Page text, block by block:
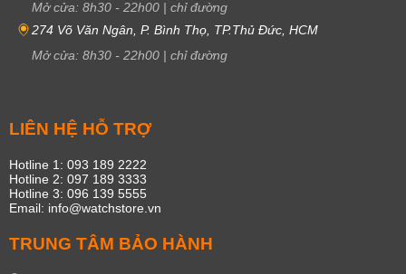
Mở cửa: 8h30 - 22h00 | chỉ đường
274 Võ Văn Ngân, P. Bình Thọ, TP.Thủ Đức, HCM
Mở cửa: 8h30 - 22h00 | chỉ đường
LIÊN HỆ HỖ TRỢ
Hotline 1: 093 189 2222
Hotline 2: 097 189 3333
Hotline 3: 096 139 5555
Email: info@watchstore.vn
TRUNG TÂM BẢO HÀNH